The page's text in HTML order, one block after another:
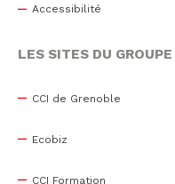
Accessibilité
LES SITES DU
CCI de Grenoble
Ecobiz
CCI Formation